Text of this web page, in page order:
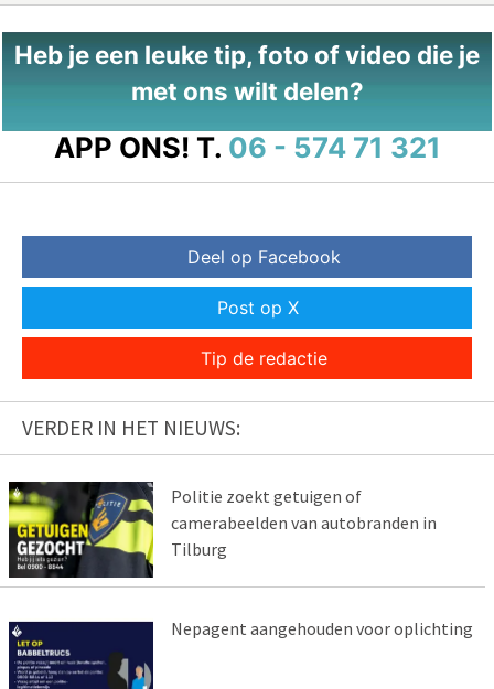
Heb je een leuke tip, foto of video die je
met ons wilt delen?
APP ONS! T. 06 - 574 71 321
Deel op Facebook
Post op X
Tip de redactie
VERDER IN HET NIEUWS:
Politie zoekt getuigen of
camerabeelden van autobranden in
Tilburg
Nepagent aangehouden voor oplichting